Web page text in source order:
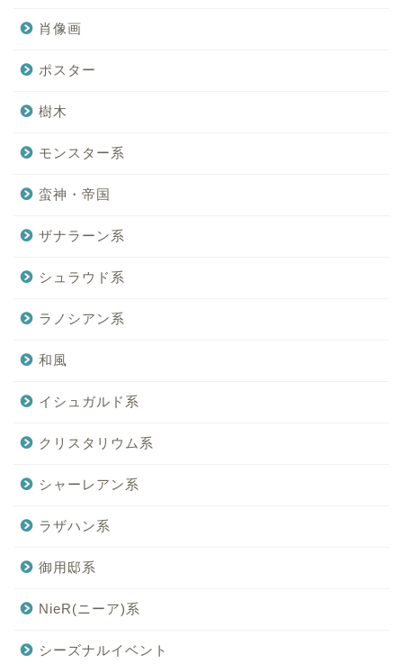
肖像画
ポスター
樹木
モンスター系
蛮神・帝国
ザナラーン系
シュラウド系
ラノシアン系
和風
イシュガルド系
クリスタリウム系
シャーレアン系
ラザハン系
御用邸系
NieR(ニーア)系
シーズナルイベント